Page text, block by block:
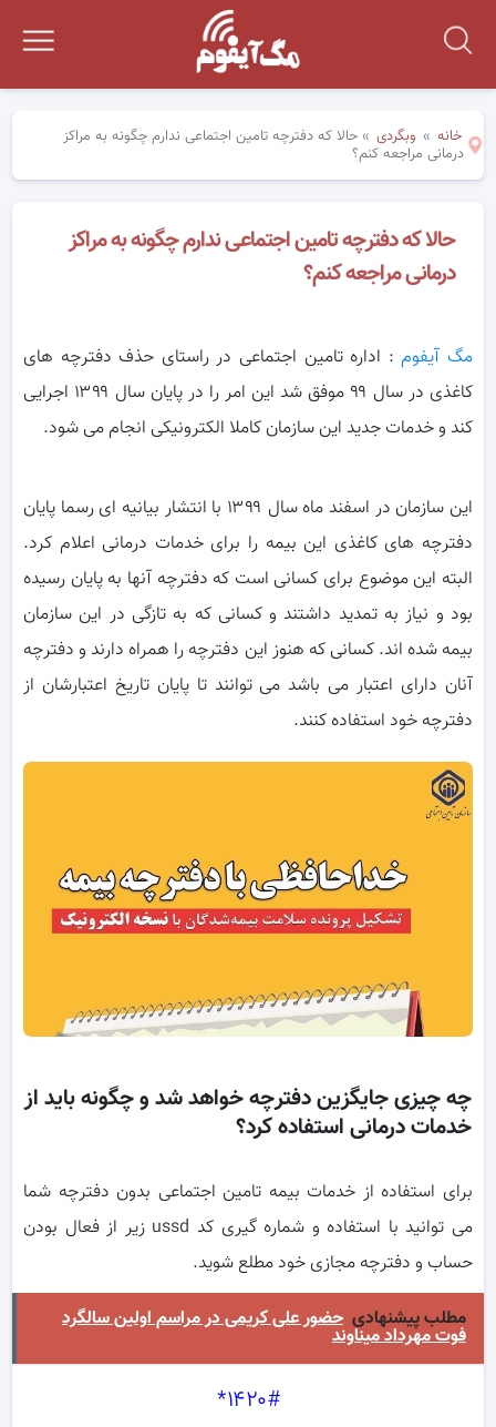
خانه » وبگردی »حالا که دفترچه تامین اجتماعی ندارم چگونه به مراکز
درمانی مراجعه کنم؟
حالا که دفترچه تامین اجتماعی ندارم چگونه به مراکز
درمانی مراجعه کنم؟
مگ آیفوم : اداره تامین اجتماعی در راستای حذف دفترچه های
کاغذی در سال ۹۹ موفق شد این امر را در پایان سال ۱۳۹۹ اجرایی
کند و خدمات جدید این سازمان کاملا الکترونیکی انجام می شود.
این سازمان در اسفند ماه سال ۱۳۹۹ با انتشار بیانیه ای رسما پایان
دفترچه های کاغذی این بیمه را برای خدمات درمانی اعلام کرد.
البته این موضوع برای کسانی است که دفترچه آنها به پایان رسیده
بود و نیاز به تمدید داشتند و کسانی که به تازگی در این سازمان
بیمه شده اند. کسانی که هنوز این دفترچه را همراه دارند و دفترچه
آنان دارای اعتبار می باشد می توانند تا پایان تاریخ اعتبارشان از
دفترچه خود استفاده کنند.
چه چیزی جایگزین دفترچه خواهد شد و چگونه باید از
خدمات درمانی استفاده کرد؟
برای استفاده از خدمات بیمه تامین اجتماعی بدون دفترچه شما
می توانید با استفاده و شماره گیری کد ussd زیر از فعال بودن
حساب و دفترچه مجازی خود مطلع شوید.
مطلب پیشنهادی حضور علی کریمی در مراسم اولین سالگرد
فوت مهرداد میناوند
۱۴۲۰#*